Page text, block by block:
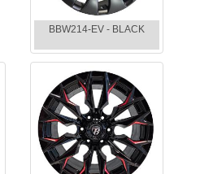
BBW214-EV - BLACK